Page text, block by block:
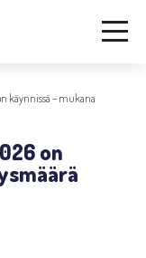
käynnissä – mukana
on